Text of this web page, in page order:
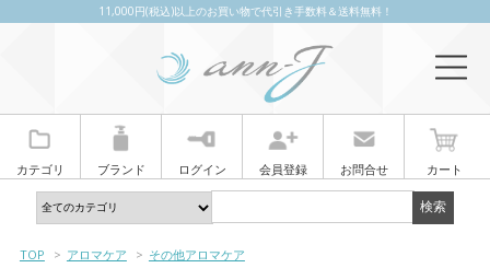
11,000円(税込)以上のお買い物で代引き手数料＆送料無料！
カテゴリ ブランド ログイン 会員登録 お問合せ カート
TOP > アロマケア > その他アロマケア